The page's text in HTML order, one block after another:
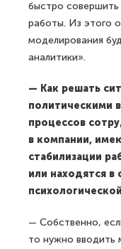
быстро совершить
работы. Из этого
моделирования
аналитики».
— Как решать
политическими
процессов
в компании,
стабилизации
или находятся в
— Собственно,
то нужно вводить